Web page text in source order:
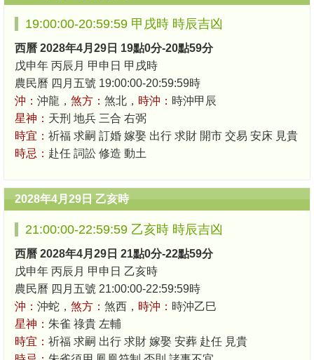
19:00:00-20:59:59 甲戌時 時辰吉凶
西曆 2028年4月29日 19點0分-20點59分
戊申年 丙辰月 甲申日 甲戌時
農民曆 四月五號 19:00:00-20:59:59時
沖： 沖龍， 煞方： 煞北， 時沖： 時沖甲辰
星神： 天刑 地兵 三合 右弼
時宜： 祈福 求嗣 訂婚 嫁娶 出行 求財 開市 交易 安床 見貴
時忌： 赴任 詞訟 修造 動土
2028年4月29日 乙亥時
21:00:00-22:59:59 乙亥時 時辰吉凶
西曆 2028年4月29日 21點0分-22點59分
戊申年 丙辰月 甲申日 乙亥時
農民曆 四月五號 21:00:00-22:59:59時
沖： 沖蛇， 煞方： 煞西， 時沖： 時沖乙巳
星神： 朱雀 祿貴 左輔
時宜： 祈福 求嗣 出行 求財 嫁娶 安葬 赴任 見貴